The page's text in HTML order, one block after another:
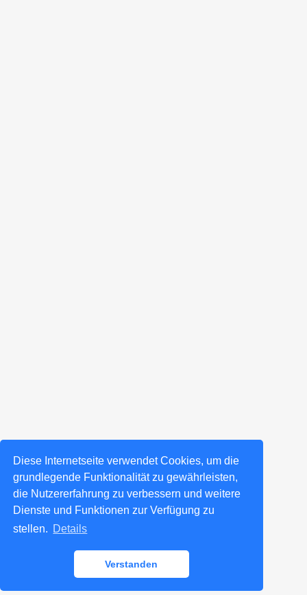
Diese Internetseite verwendet Cookies, um die
grundlegende Funktionalität zu gewährleisten,
die Nutzererfahrung zu verbessern und weitere
Dienste und Funktionen zur Verfügung zu
stellen. Details
Verstanden